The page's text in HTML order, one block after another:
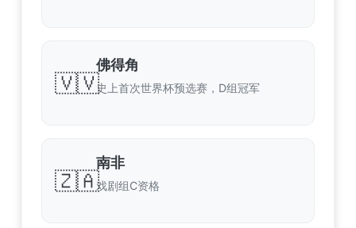
🇻🇻
佛得角
史上首次世界杯预选赛，D组冠军
🇿🇦
南非
戏剧组C资格